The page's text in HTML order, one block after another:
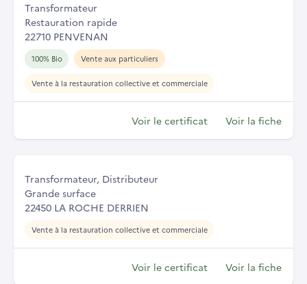
Transformateur
Restauration rapide
22710 PENVENAN
100% Bio Vente aux particuliers
Vente à la restauration collective et commerciale
Voir le certificat Voir la fiche
Transformateur, Distributeur
Grande surface
22450 LA ROCHE DERRIEN
Vente à la restauration collective et commerciale
Voir le certificat Voir la fiche